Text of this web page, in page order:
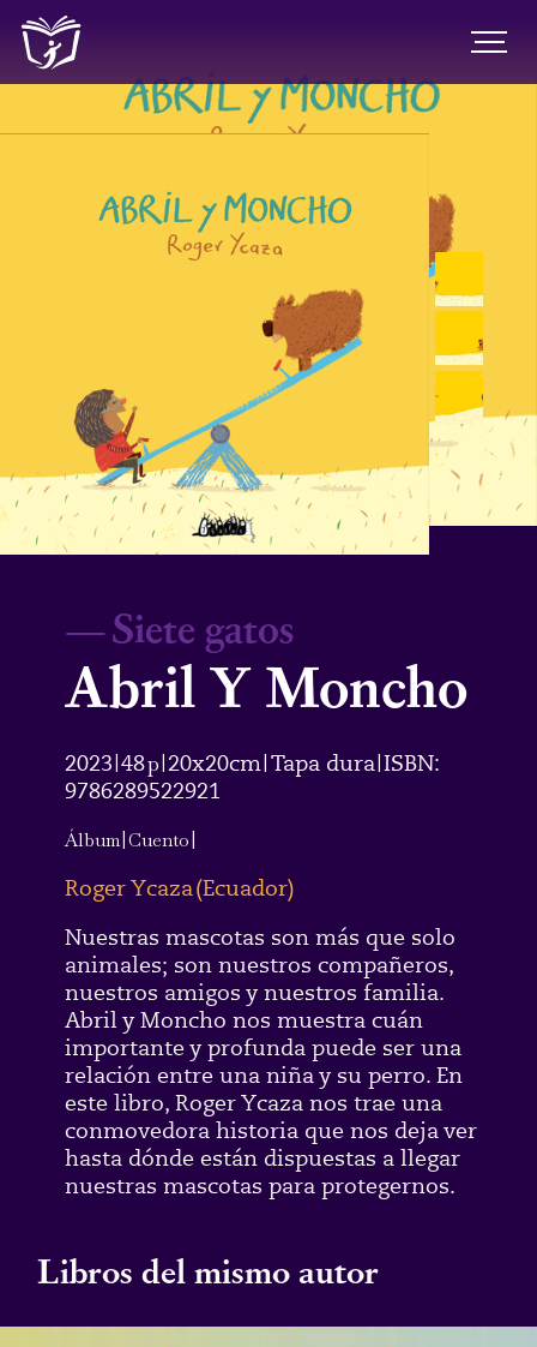
—Siete gatos
Abril Y Moncho
2023 48p 20x20cm Tapa dura ISBN:
9786289522921
Álbum Cuento
Roger Ycaza(Ecuador)
Nuestras mascotas son más que solo
animales; son nuestros compañeros,
nuestros amigos y nuestros familia.
Abril y Moncho nos muestra cuán
importante y profunda puede ser una
relación entre una niña y su perro. En
este libro, Roger Ycaza nos trae una
conmovedora historia que nos deja ver
hasta dónde están dispuestas a llegar
nuestras mascotas para protegernos.
Libros del mismo autor